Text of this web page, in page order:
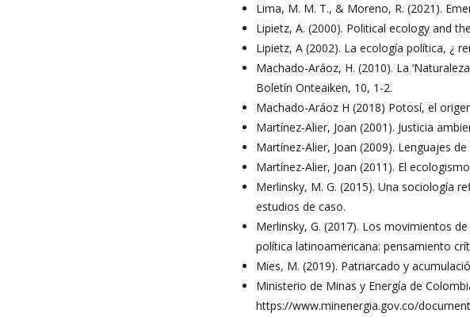
Lima, M. M. T., & Moreno, R. (2021).
Lipietz, A. (2000). Political ecology and
Lipietz, A (2002). La ecología política, ¿
Machado-Aráoz, H. (2010). La
Boletín Onteaiken, 10, 1-2.
Machado-Aráoz H (2018) Potosí, el
Martínez-Alier, Joan (2001). Justicia
Martínez-Alier, Joan (2009). Lenguajes
Martínez-Alier, Joan (2011). El
Merlinsky, M. G. (2015). Una sociología
estudios de caso.
Merlinsky, G. (2017). Los movimientos
política latinoamericana: pensamiento
Mies, M. (2019). Patriarcado y
Ministerio de Minas y Energía de
https://www.minenergia.gov.co/